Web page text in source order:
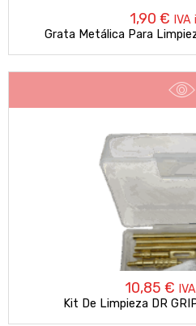
1,90 €
Grata Metálica Para
10,85 €
Kit De Limpieza DR